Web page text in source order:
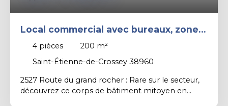
Local commercial avec bureaux, zone
de stockage et stationnement
4 pièces 200 m²
Saint-Étienne-de-Crossey 38960
2527 Route du grand rocher : Rare sur le secteur,
découvrez ce corps de bâtiment mitoyen en